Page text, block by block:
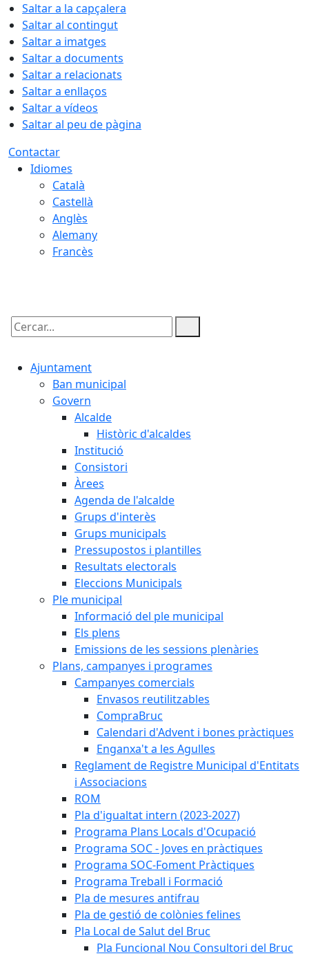
Saltar a la capçalera
Saltar al contingut
Saltar a imatges
Saltar a documents
Saltar a relacionats
Saltar a enllaços
Saltar a vídeos
Saltar al peu de pàgina
Contactar
Idiomes
Català
Castellà
Anglès
Alemany
Francès
Cercar:
Ajuntament
Ban municipal
Govern
Alcalde
Històric d'alcaldes
Institució
Consistori
Àrees
Agenda de l'alcalde
Grups d'interès
Grups municipals
Pressupostos i plantilles
Resultats electorals
Eleccions Municipals
Ple municipal
Informació del ple municipal
Els plens
Emissions de les sessions plenàries
Plans, campanyes i programes
Campanyes comercials
Envasos reutilitzables
CompraBruc
Calendari d'Advent i bones pràctiques
Enganxa't a les Agulles
Reglament de Registre Municipal d'Entitats
i Associacions
ROM
Pla d'igualtat intern (2023-2027)
Programa Plans Locals d'Ocupació
Programa SOC - Joves en pràctiques
Programa SOC-Foment Pràctiques
Programa Treball i Formació
Pla de mesures antifrau
Pla de gestió de colònies felines
Pla Local de Salut del Bruc
Pla Funcional Nou Consultori del Bruc